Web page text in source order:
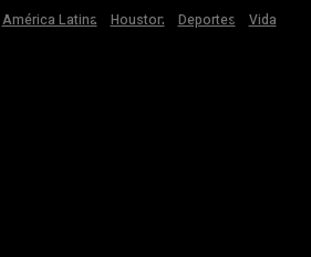
América Latina Houston Deportes Vida